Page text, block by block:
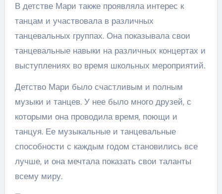
В детстве Мари также проявляла интерес к
танцам и участвовала в различных
танцевальных группах. Она показывала свои
танцевальные навыки на различных концертах и
выступлениях во время школьных мероприятий.
Детство Мари было счастливым и полным
музыки и танцев. У нее было много друзей, с
которыми она проводила время, поющи и
танцуя. Ее музыкальные и танцевальные
способности с каждым годом становились все
лучше, и она мечтала показать свои таланты
всему миру.